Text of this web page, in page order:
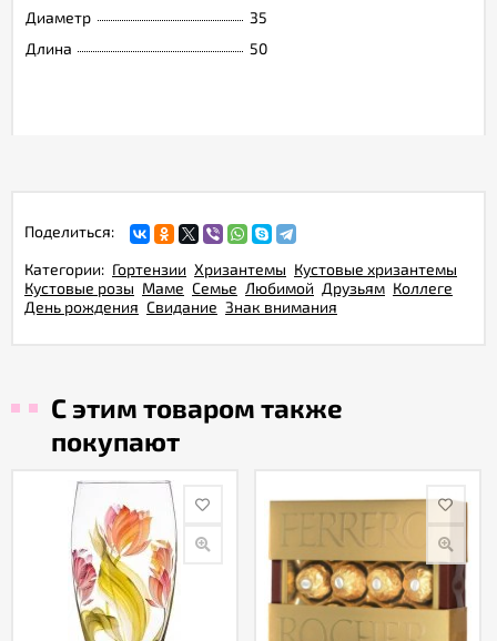
Диаметр
35
Длина
50
Поделиться:
Категории: Гортензии Хризантемы Кустовые хризантемы
Кустовые розы Маме Семье Любимой Друзьям Коллеге
День рождения Свидание Знак внимания
С этим товаром также
покупают